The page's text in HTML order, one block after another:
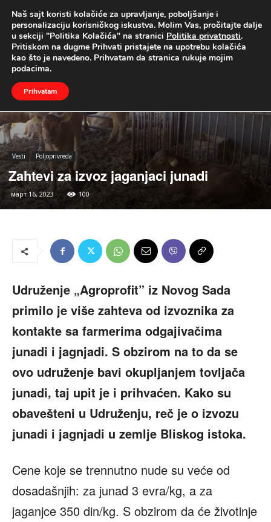
UŽIVO
Naslovna Vesti Poljoprivreda
Vesti Poljoprivreda
Zahtevi za izvoz jaganjaci junadi
март 16, 2023 100
Udruženje „Agroprofit” iz Novog Sada
primilo je više zahteva od izvoznika za
kontakte sa farmerima odgajivačima
junadi i jagnjadi. S obzirom na to da se
ovo udruženje bavi okupljanjem tovljača
junadi, taj upit je i prihvaćen. Kako su
obavešteni u Udruženju, reč je o izvozu
junadi i jagnjadi u zemlje Bliskog istoka.
Cene koje se trennutno nude su veće od
dosadašnjih: za junad 3 evra/kg, a za
jaganjce 350 din/kg. S obzirom da će životinje
Naš sajt koristi kolačiće za upravljanje, poboljšanje i
personalizaciju korisničkog iskustva. Molim Vas, pročitajte dalje
u sekciji "Politika Kolačića" na stranici Politika privatnosti.
Pritiskom na dugme Prihvati pristajete na upotrebu kolačića
kao što je navedeno. Prihvatam da stranica rukuje mojim
podacima.
Prihvatam